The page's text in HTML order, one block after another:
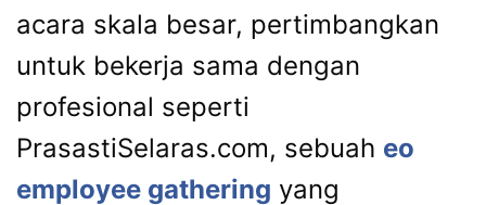
acara skala besar, pertimbangkan
untuk bekerja sama dengan
profesional seperti
PrasastiSelaras.com, sebuah eo
employee gathering yang